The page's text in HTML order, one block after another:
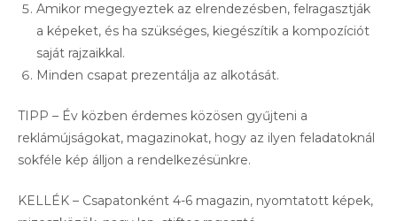
Amikor megegyeztek az elrendezésben, felragasztják
a képeket, és ha szükséges, kiegészítik a kompozíciót
saját rajzaikkal.
Minden csapat prezentálja az alkotását.
TIPP – Év közben érdemes közösen gyűjteni a
reklámújságokat, magazinokat, hogy az ilyen feladatoknál
sokféle kép álljon a rendelkezésünkre.
KELLÉK – Csapatonként 4-6 magazin, nyomtatott képek,